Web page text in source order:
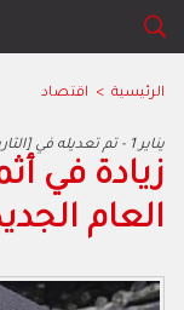
الرئيسية > اقتصاد
2025 يناير 1 - تم تعديله في [التاريخ]
زيادة في
العام